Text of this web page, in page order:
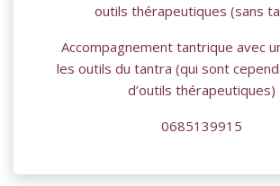
outils thérapeutiques (sans
Accompagnement tantrique avec
les outils du tantra (qui sont
d’outils thérapeutiques)
0685139915